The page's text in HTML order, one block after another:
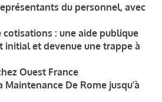
du personnel, avec
cotisations : une aide publique
initial et devenue une trappe à
Ouest France
Maintenance De Rome jusqu’à